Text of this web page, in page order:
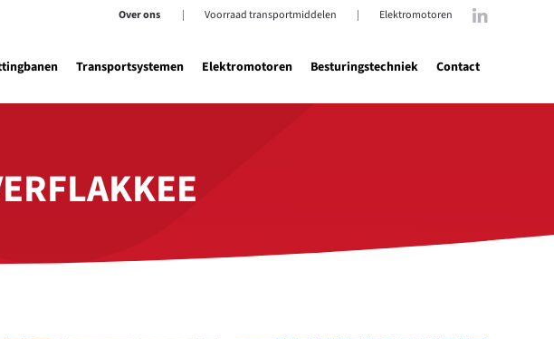
Over ons | Voorraad transportmiddelen | Elektromotoren
Transportsystemen Elektromotoren Besturingstechniek Contact